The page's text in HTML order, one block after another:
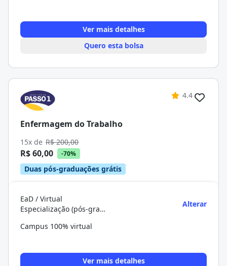
Ver mais detalhes
Quero esta bolsa
4.4
Enfermagem do Trabalho
15x de R$ 200,00
R$ 60,00 -70%
Duas pós-graduações grátis
EaD / Virtual
Especialização (pós-graduação)
Alterar
Campus 100% virtual
Ver mais detalhes